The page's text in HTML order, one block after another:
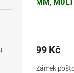
MM,
99 Kč
Zámek